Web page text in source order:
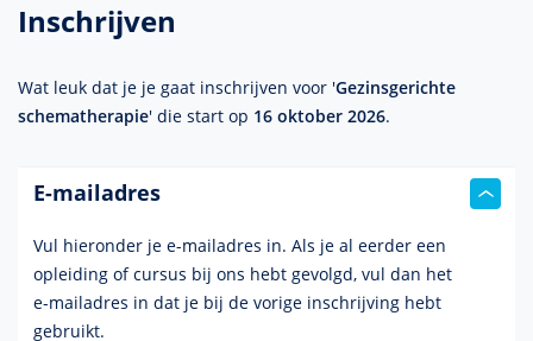
Inschrijven
Wat leuk dat je je gaat inschrijven voor 'Gezinsgerichte
schematherapie' die start op 16 oktober 2026.
E-mailadres
Vul hieronder je e-mailadres in. Als je al eerder een
opleiding of cursus bij ons hebt gevolgd, vul dan het
e-mailadres in dat je bij de vorige inschrijving hebt
gebruikt.